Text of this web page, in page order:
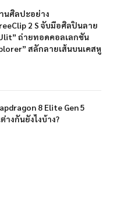
นศิลปะอย่าง
2 S จับมือศิลปินลาย
ถ่ายทอดคอลเลกชัน
สลักลายเส้นบนเคสหู
8 Elite Gen 5
างกันยังไงบ้าง?